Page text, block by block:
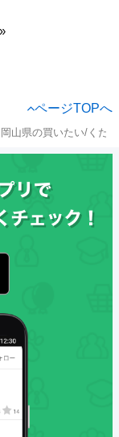
ページTOPへ
岡山県の買いたい/くだ